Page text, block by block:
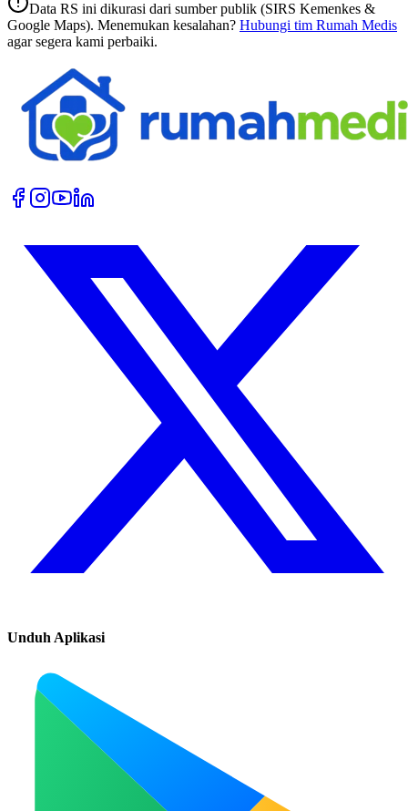
Data RS ini dikurasi dari sumber publik (SIRS Kemenkes &
Google Maps). Menemukan kesalahan? Hubungi tim Rumah Medis
agar segera kami perbaiki.
Unduh Aplikasi